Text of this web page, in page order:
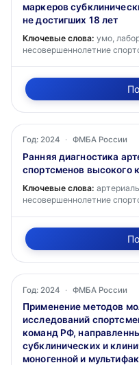
маркеров
не достигших 18 лет
Ключевые слова: умо,
несовершеннолетние
Год: 2024 · ФМБА России
Ранняя диагностика
спортсменов высокого
Ключевые слова:
несовершеннолетние
Год: 2024 · ФМБА России
Применение методов
исследований
команд РФ,
субклинических и
моногенной и